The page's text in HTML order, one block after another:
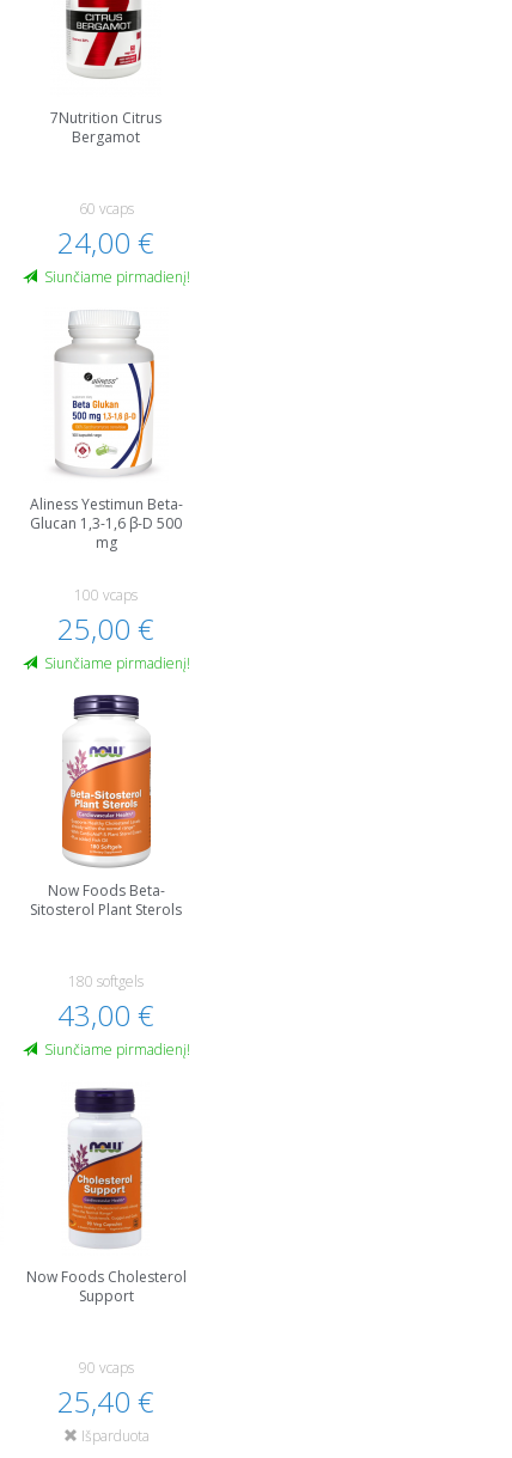
7Nutrition Citrus
Bergamot
60 vcaps
24,00 €
Siunčiame pirmadienį!
Aliness Yestimun Beta-
Glucan 1,3-1,6 β-D 500
mg
100 vcaps
25,00 €
Siunčiame pirmadienį!
Now Foods Beta-
Sitosterol Plant Sterols
180 softgels
43,00 €
Siunčiame pirmadienį!
Now Foods Cholesterol
Support
90 vcaps
25,40 €
Išparduota